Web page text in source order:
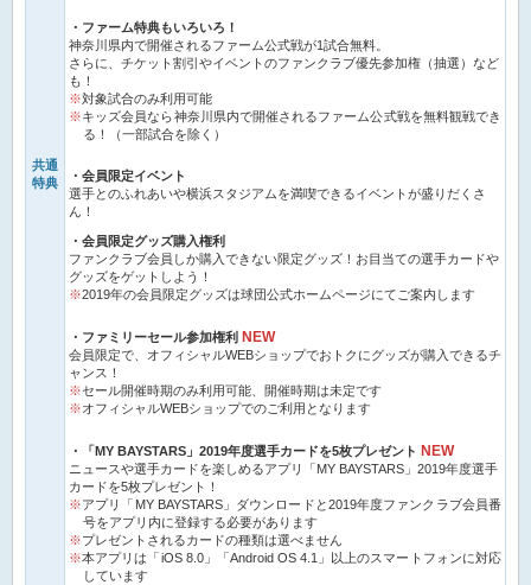
共通
特典
・ファーム特典もいろいろ！
神奈川県内で開催されるファーム公式戦が1試合無料。
さらに、チケット割引やイベントのファンクラブ優先参加権（抽選）など
も！
対象試合のみ利用可能
キッズ会員なら神奈川県内で開催されるファーム公式戦を無料観戦でき
る！（一部試合を除く）
・会員限定イベント
選手とのふれあいや横浜スタジアムを満喫できるイベントが盛りだくさ
ん！
・会員限定グッズ購入権利
ファンクラブ会員しか購入できない限定グッズ！お目当ての選手カードや
グッズをゲットしよう！
2019年の会員限定グッズは球団公式ホームページにてご案内します
・ファミリーセール参加権利 NEW
会員限定で、オフィシャルWEBショップでおトクにグッズが購入できるチ
ャンス！
セール開催時期のみ利用可能、開催時期は未定です
オフィシャルWEBショップでのご利用となります
・「MY BAYSTARS」2019年度選手カードを5枚プレゼント NEW
ニュースや選手カードを楽しめるアプリ「MY BAYSTARS」2019年度選手
カードを5枚プレゼント！
アプリ「MY BAYSTARS」ダウンロードと2019年度ファンクラブ会員番
号をアプリ内に登録する必要があります
プレゼントされるカードの種類は選べません
本アプリは「iOS 8.0」「Android OS 4.1」以上のスマートフォンに対応
しています